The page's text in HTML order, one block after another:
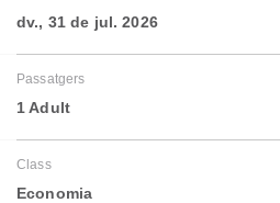
dv., 31 de jul. 2026
Passatgers
1 Adult
Class
Economia